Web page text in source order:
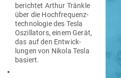
berichtet Arthur Tränkle
über die Hoch­fre­quenz­
tech­no­logie des Tesla
Oszil­lators, einem Gerät,
das auf den Ent­wick­
lungen von Nikola Tesla
basiert.